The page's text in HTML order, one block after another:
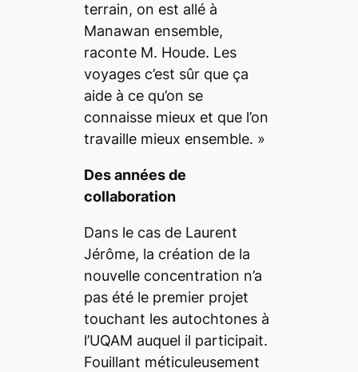
terrain, on est allé à
Manawan ensemble,
raconte M. Houde. Les
voyages c’est sûr que ça
aide à ce qu’on se
connaisse mieux et que l’on
travaille mieux ensemble. »
Des années de
collaboration
Dans le cas de Laurent
Jérôme, la création de la
nouvelle concentration n’a
pas été le premier projet
touchant les autochtones à
l’UQAM auquel il participait.
Fouillant méticuleusement